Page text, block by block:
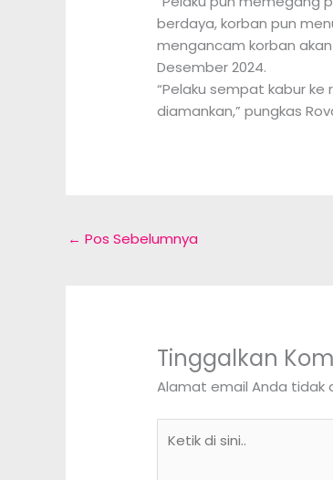
berdaya, korban pun
mengancam korban
Desember 2024.
“Pelaku sempat kabur
diamankan,” pungkas
← Pos Sebelumnya
Tinggalkan
Alamat email Anda tidak
di